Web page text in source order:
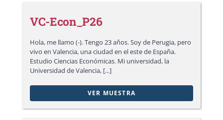
VC-Econ_P26
Hola, me llamo (-). Tengo 23 años. Soy de Perugia, pero
vivo en Valencia, una ciudad en el este de España.
Estudio Ciencias Económicas. Mi universidad, la
Universidad de Valencia, [...]
VER MUESTRA